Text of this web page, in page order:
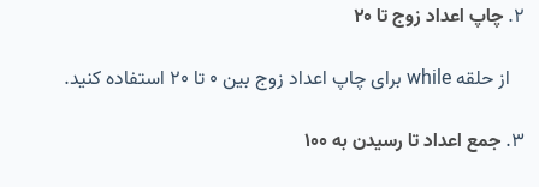
2. چاپ اعداد زوج تا ۲۰
از حلقه while برای چاپ اعداد زوج بین 0 تا 20 استفاده کنید.
3. جمع اعداد تا رسیدن به ۱۰۰